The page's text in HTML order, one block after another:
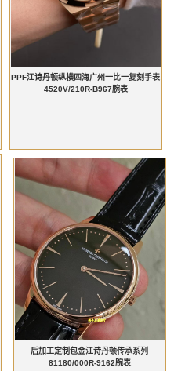
PPF江诗丹顿纵横四海广州一比一复刻手表
4520V/210R-B967腕表
后加工定制包金江诗丹顿传承系列
81180/000R-9162腕表